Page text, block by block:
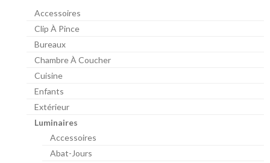
Accessoires
Clip À Pince
Bureaux
Chambre À Coucher
Cuisine
Enfants
Extérieur
Luminaires
Accessoires
Abat-Jours